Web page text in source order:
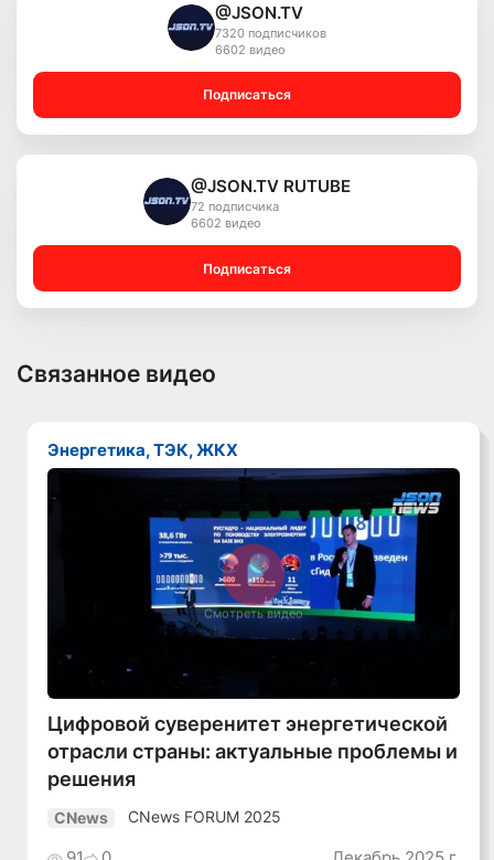
@JSON.TV
7320 подписчиков
6602 видео
Подписаться
@JSON.TV RUTUBE
72 подписчика
6602 видео
Подписаться
Связанное видео
Энергетика, ТЭК, ЖКХ
Смотреть видео
Цифровой суверенитет энергетической
отрасли страны: актуальные проблемы и
решения
CNews CNews FORUM 2025